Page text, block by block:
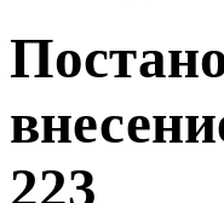
223